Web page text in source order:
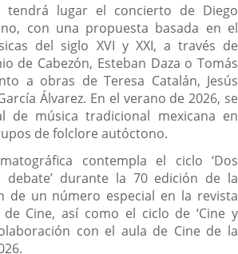
tendrá lugar el concierto de Diego
con una propuesta basada en el
del siglo XVI y XXI, a través de
de Cabezón, Esteban Daza o Tomás
a obras de Teresa Catalán, Jesús
Álvarez. En el verano de 2026, se
de música tradicional mexicana en
de folclore autóctono.
contempla el ciclo ‘Dos
durante la 70 edición de la
de un número especial en la revista
de Cine, así como el ciclo de ‘Cine y
con el aula de Cine de la